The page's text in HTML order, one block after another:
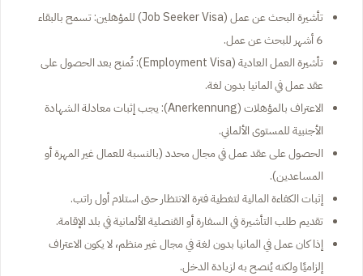
تأشيرة البحث عن عمل (Job Seeker Visa) للمؤهلين: تسمح بالبقاء
6 أشهر للبحث عن عمل.
تأشيرة العمل العادية (Employment Visa): تُمنح بعد الحصول على
عقد عمل في المانيا بدون لغة.
الاعتراف بالمؤهلات (Anerkennung): يجب إثبات معادلة الشهادة
الأجنبية للمستوى الألماني.
الحصول على عقد عمل في مجال محدد (بالنسبة للعمال غير المهرة أو
المساعدين).
إثبات الكفاءة المالية لتغطية فترة الانتظار حتى استلام أول راتب.
تقديم طلب التأشيرة في السفارة أو القنصلية الألمانية في بلد الإقامة.
إذا كان عمل في المانيا بدون لغة في مجال غير منظم، لا يكون الاعتراف
إلزاميًا ولكنه يُنصح به لزيادة الدخل.